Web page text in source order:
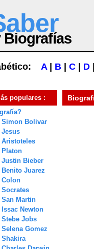
Biografías
A| B C D
populares :
Simon Bolivar
Jesus
Aristoteles
Platon
Justin Bieber
Juarez
Colon
Martin
Newton
Jobs
Gomez
Shakira